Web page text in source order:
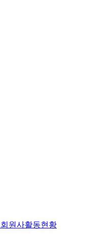
회원사활동현황